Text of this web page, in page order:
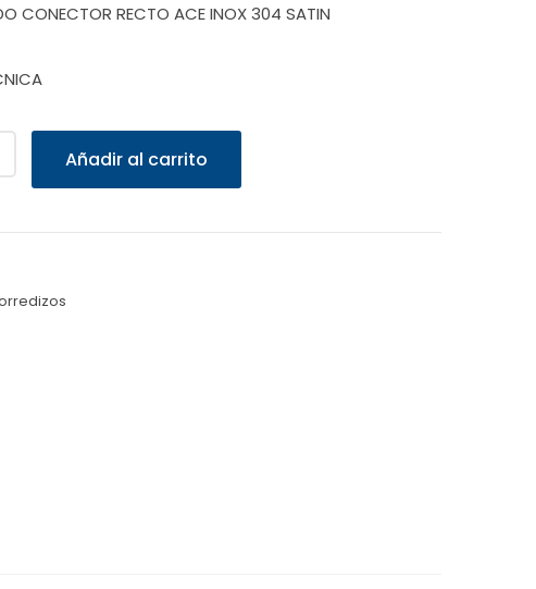
CONECTOR RECTO ACE INOX 304 SATIN
Añadir al carrito